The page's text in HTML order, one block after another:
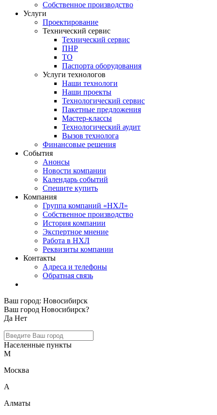
Собственное производство
Услуги
Проектирование
Технический сервис
Технический сервис
ПНР
ТО
Паспорта оборудования
Услуги технологов
Наши технологи
Наши проекты
Технологический сервис
Пакетные предложения
Мастер-классы
Технологический аудит
Вызов технолога
Финансовые решения
События
Анонсы
Новости компании
Календарь событий
Спешите купить
Компания
Группа компаний «НХЛ»
Собственное производство
История компании
Экспертное мнение
Работа в НХЛ
Реквизиты компании
Контакты
Адреса и телефоны
Обратная связь
Ваш город: Новосибирск
Ваш город Новосибирск?
Да Нет
Населенные пункты
М
Москва
А
Алматы